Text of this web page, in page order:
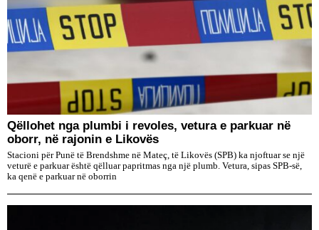
Qëllohet nga plumbi i revoles, vetura e parkuar në
oborr, në rajonin e Likovës
Stacioni për Punë të Brendshme në Mateç, të Likovës (SPB) ka njoftuar se një
veturë e parkuar është qëlluar papritmas nga një plumb. Vetura, sipas SPB-së,
ka qenë e parkuar në oborrin